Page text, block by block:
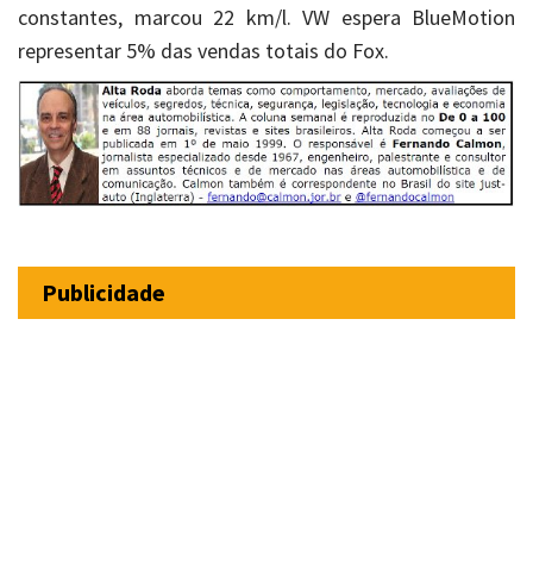
constantes, marcou 22 km/l. VW espera BlueMotion
representar 5% das vendas totais do Fox.
Publicidade